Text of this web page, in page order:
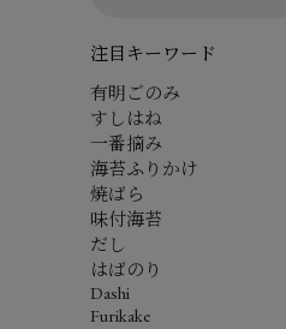
注目キーワード
有明ごのみ
すしはね
一番摘み
海苔ふりかけ
焼ばら
味付海苔
だし
はばのり
Dashi
Furikake